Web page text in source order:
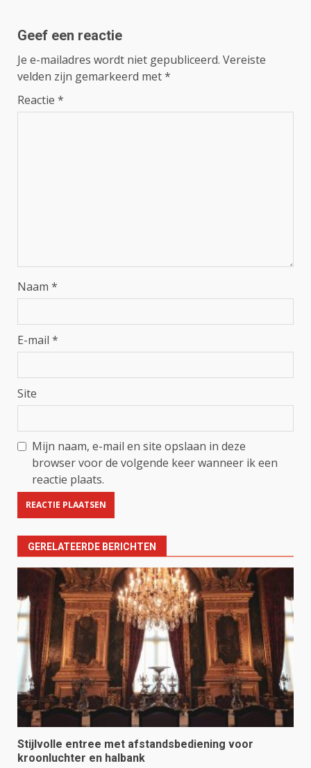
Geef een reactie
Je e-mailadres wordt niet gepubliceerd. Vereiste
velden zijn gemarkeerd met*
Reactie *
Naam *
E-mail *
Site
Mijn naam, e-mail en site opslaan in deze
browser voor de volgende keer wanneer ik een
reactie plaats.
GERELATEERDE BERICHTEN
Stijlvolle entree met afstandsbediening voor
kroonluchter en halbank